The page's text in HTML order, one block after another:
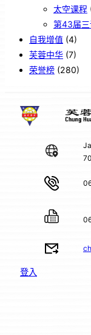
太空课程
第43届
自我增值 (4)
芙蓉中华 (7)
荣誉榜 (280)
登入